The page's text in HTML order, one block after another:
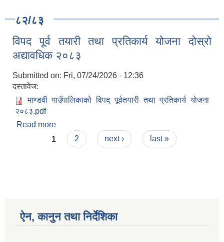
८२/८३
विपद पूर्व तयारी तथा प्रतिकार्य योजना दोस्रो
अद्यावधिक २०८३
Submitted on: Fri, 07/24/2026 - 12:36
दस्तावेज:
माण्डवी गाउँपालिकाको विपद् पूर्वतयारी तथा प्रतिकार्य योजना
२०८३.pdf
Read more
अद्यावधिक २०८३
Pages
1 2 next › last »
ऐन, कानुन तथा निर्देशिका